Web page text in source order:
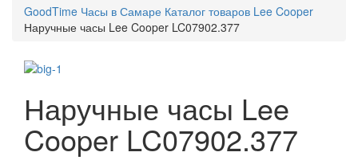
GoodTime Часы в Самаре Каталог товаров Lee Cooper
Наручные часы Lee Cooper LC07902.377
Наручные часы Lee
Cooper LC07902.377